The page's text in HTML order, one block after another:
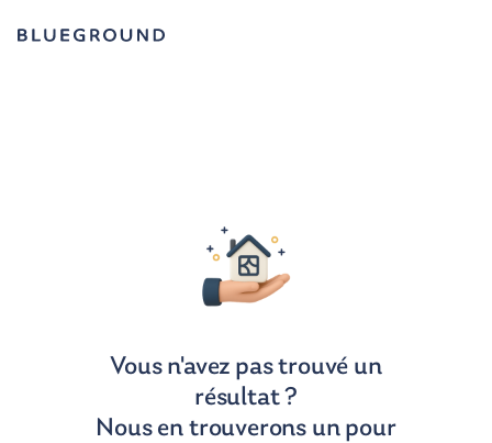
Vous n'avez pas trouvé un
résultat ?
Nous en trouverons un pour